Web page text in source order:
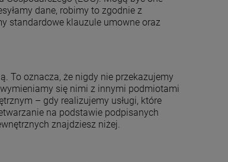
dane, robimy to zgodnie z
standardowe klauzule umowne oraz
To oznacza, że nigdy nie przekazujemy
się nimi z innymi podmiotami
– gdy realizujemy usługi, które
na podstawie podpisanych
znajdziesz niżej.